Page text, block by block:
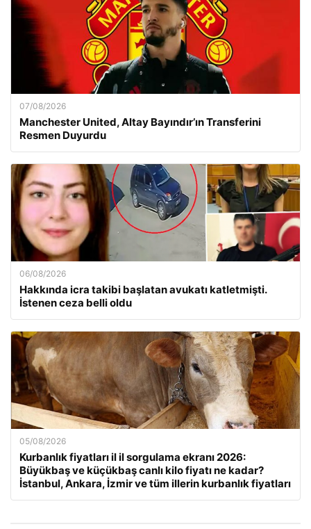
07/08/2026
Manchester United, Altay Bayındır’ın Transferini
Resmen Duyurdu
06/08/2026
Hakkında icra takibi başlatan avukatı katletmişti.
İstenen ceza belli oldu
05/08/2026
Kurbanlık fiyatları il il sorgulama ekranı 2026:
Büyükbaş ve küçükbaş canlı kilo fiyatı ne kadar?
İstanbul, Ankara, İzmir ve tüm illerin kurbanlık fiyatları